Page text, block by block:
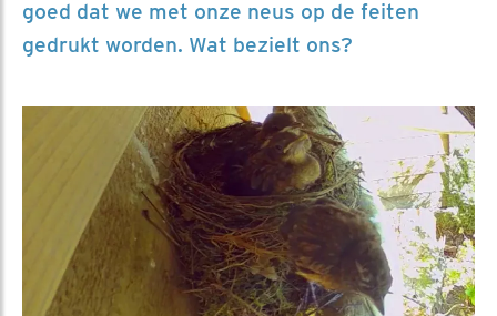
goed dat we met onze neus op de feiten
gedrukt worden. Wat bezielt ons?